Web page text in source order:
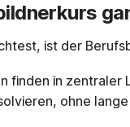
ist der
finden in
ohne